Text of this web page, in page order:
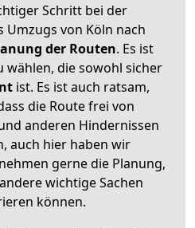
Schritt bei der
von Köln nach
der Routen. Es ist
wählen, die sowohl sicher
ist. Es ist auch ratsam,
die Route frei von
anderen Hindernissen
auch hier haben wir
gerne die Planung,
wichtige Sachen
können.